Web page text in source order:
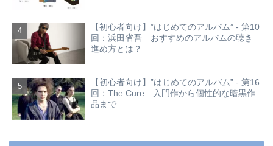
【初心者向け】”はじめてのアルバム” - 第10
回：浜田省吾 おすすめのアルバムの聴き
進め方とは？
【初心者向け】”はじめてのアルバム” - 第16
回：The Cure 入門作から個性的な暗黒作
品まで